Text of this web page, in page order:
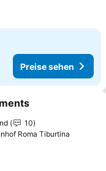
Preise sehen
hinzufügen
10
Roma Tiburtina